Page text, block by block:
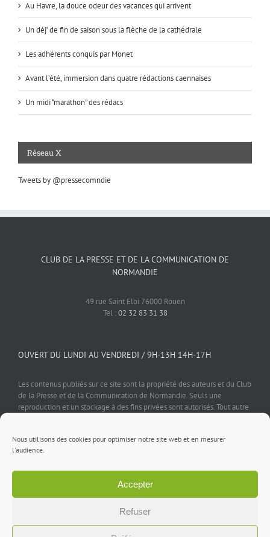
Nous utilisons des cookies pour optimiser notre site web et en mesurer
l'audience.
Accepter
Refuser
Au Havre, la douce odeur des vacances qui arrivent
Un déj’ de fin de saison sous la flèche de la cathédrale
Les adhérents conquis par Monet
Avant l’été, immersion dans quatre rédactions caennaises
Un midi “marathon” des rédacs
Réseau X
Tweets by @pressecomndie
CLUB DE LA PRESSE ET DE LA COMMUNICATION DE
NORMANDIE
49 rue Saint Eloi 76000 Rouen
Tel :02 32 83 31 38
OUVERT DU LUNDI AU VENDREDI / 9H-13H 14H-17H
Les contenus publiés sur ce site sont la propriété des auteurs et du Club
de la Presse et de la Communication de Normandie. Seuls une
reproduction et un stockage à des fins privées sont autorisés. Tout autre
Facebook
X LinkedIn
Rss